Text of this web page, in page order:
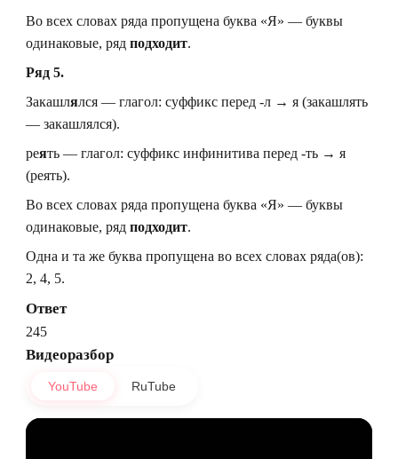
Во всех словах ряда пропущена буква «Я» — буквы
одинаковые, ряд подходит.
Ряд 5.
Закашлялся — глагол: суффикс перед -л → я (закашлять
— закашлялся).
реять — глагол: суффикс инфинитива перед -ть → я
(реять).
Во всех словах ряда пропущена буква «Я» — буквы
одинаковые, ряд подходит.
Одна и та же буква пропущена во всех словах ряда(ов):
2, 4, 5.
Ответ
245
Видеоразбор
YouTube RuTube